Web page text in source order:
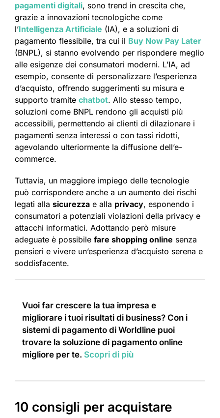
pagamenti digitali, sono trend in crescita che,
grazie a innovazioni tecnologiche come
l’Intelligenza Artificiale (IA), e a soluzioni di
pagamento flessibile, tra cui il Buy Now Pay Later
(BNPL), si stanno evolvendo per rispondere meglio
alle esigenze dei consumatori moderni. L’IA, ad
esempio, consente di personalizzare l’esperienza
d’acquisto, offrendo suggerimenti su misura e
supporto tramite chatbot. Allo stesso tempo,
soluzioni come BNPL rendono gli acquisti più
accessibili, permettendo ai clienti di dilazionare i
pagamenti senza interessi o con tassi ridotti,
agevolando ulteriormente la diffusione dell’e-
commerce.
Tuttavia, un maggiore impiego delle tecnologie
può corrispondere anche a un aumento dei rischi
legati alla sicurezza e alla privacy, esponendo i
consumatori a potenziali violazioni della privacy e
attacchi informatici. Adottando però misure
adeguate è possibile fare shopping online senza
pensieri e vivere un’esperienza d’acquisto serena e
soddisfacente.
Vuoi far crescere la tua impresa e
migliorare i tuoi risultati di business? Con i
sistemi di pagamento di Worldline puoi
trovare la soluzione di pagamento online
migliore per te. Scopri di più
10 consigli per acquistare